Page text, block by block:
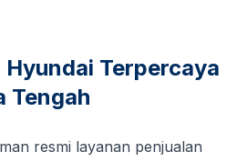
Terpercaya
Tengah
resmi layanan penjualan